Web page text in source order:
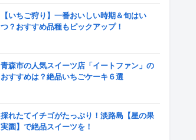
【いちご狩り】一番おいしい時期＆旬はい
つ？おすすめ品種もピックアップ！
青森市の人気スイーツ店「イートファン」の
おすすめは？絶品いちごケーキ６選
採れたてイチゴがたっぷり！淡路島【星の果
実園】で絶品スイーツを！